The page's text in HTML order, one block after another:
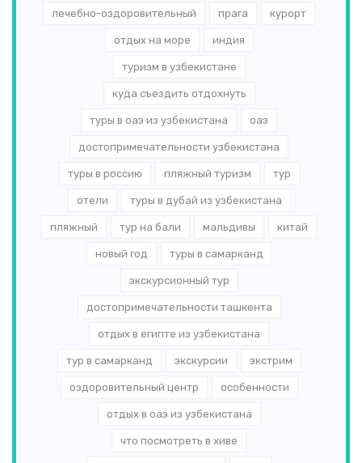
лечебно-оздоровительный прага курорт
отдых на море индия
туризм в узбекистане
куда съездить отдохнуть
туры в оаэ из узбекистана оаэ
достопримечательности узбекистана
туры в россию пляжный туризм тур
отели туры в дубай из узбекистана
пляжный тур на бали мальдивы китай
новый год туры в самарканд
экскурсионный тур
достопримечательности ташкента
отдых в египте из узбекистана
тур в самарканд экскурсии экстрим
оздоровительный центр особенности
отдых в оаэ из узбекистана
что посмотреть в хиве